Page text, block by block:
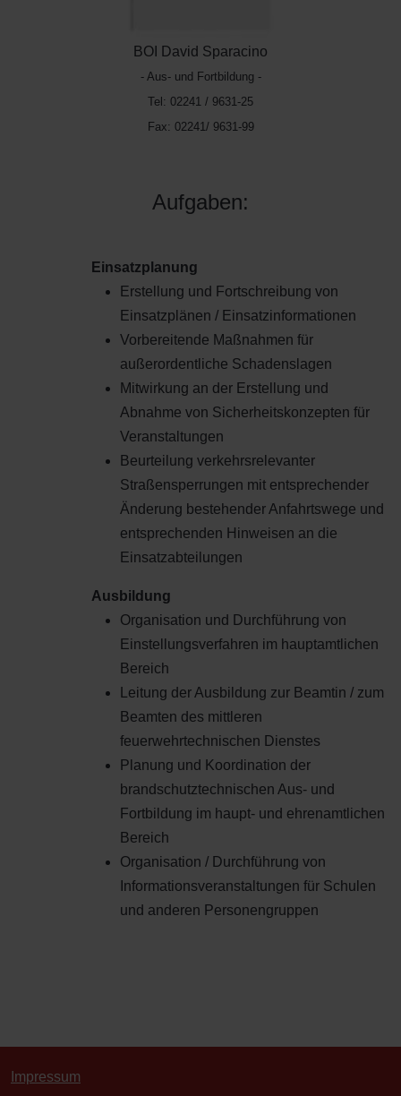
BOI David Sparacino
- Aus- und Fortbildung -
Tel: 02241 / 9631-25
Fax: 02241/ 9631-99
Aufgaben:
Einsatzplanung
Erstellung und Fortschreibung von
Einsatzplänen / Einsatzinformationen
Vorbereitende Maßnahmen für
außerordentliche Schadenslagen
Mitwirkung an der Erstellung und
Abnahme von Sicherheitskonzepten für
Veranstaltungen
Beurteilung verkehrsrelevanter
Straßensperrungen mit entsprechender
Änderung bestehender Anfahrtswege und
entsprechenden Hinweisen an die
Einsatzabteilungen
Ausbildung
Organisation und Durchführung von
Einstellungsverfahren im hauptamtlichen
Bereich
Leitung der Ausbildung zur Beamtin / zum
Beamten des mittleren
feuerwehrtechnischen Dienstes
Planung und Koordination der
brandschutztechnischen Aus- und
Fortbildung im haupt- und ehrenamtlichen
Bereich
Organisation / Durchführung von
Informationsveranstaltungen für Schulen
und anderen Personengruppen
Impressum